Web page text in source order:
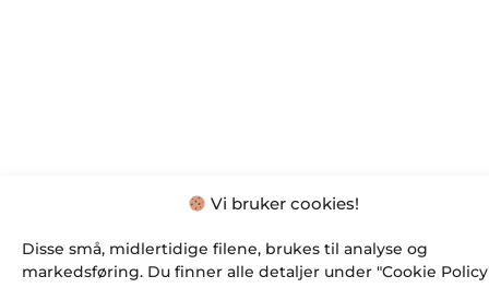
Vi bruker cookies!
Disse små, midlertidige filene, brukes til analyse og
markedsføring. Du finner alle detaljer under "Cookie